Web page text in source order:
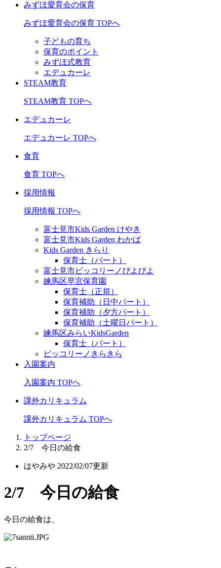
みずほ愛育会の保育
みずほ愛育会の保育 TOPへ
子どもの育ち
保育のポイント
みずほ式教育
エデュカーレ
STEAM教育
STEAM教育 TOPへ
エデュカーレ
エデュカーレ TOPへ
食育
食育 TOPへ
採用情報
採用情報 TOPへ
富士見市Kids Garden けやき
富士見市Kids Garden わかば
Kids Garden きらり
保育士（パート）
富士見市ピッコリーノぴよぴよ
練馬区早宮保育園
保育士（正規）
保育補助（日中パート）
保育補助（夕方パート）
保育補助（土曜日パート）
練馬区みらいKidsGarden
保育士（パート）
ピッコリーノきらきら
入園案内
入園案内 TOPへ
課外カリキュラム
課外カリキュラム TOPへ
トップページ
2/7 今日の給食
はやみや 2022/02/07更新
2/7 今日の給食
今日の給食は、